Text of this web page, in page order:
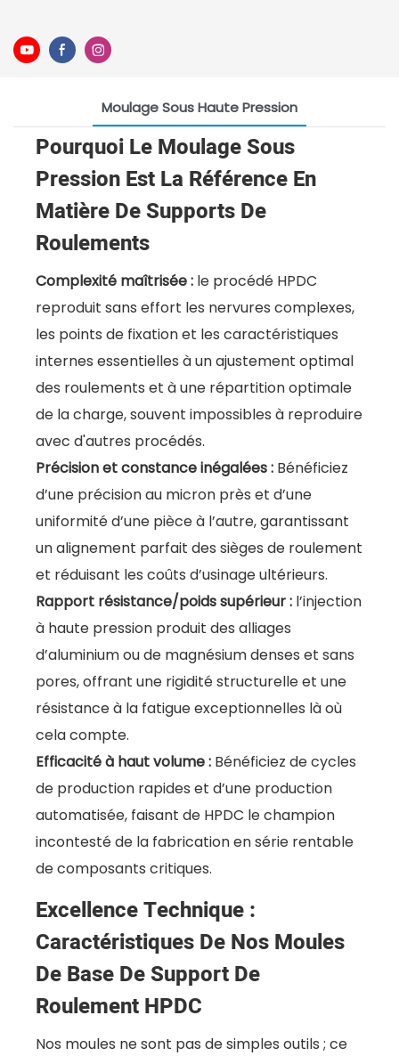
Moulage Sous Haute Pression
Pourquoi Le Moulage Sous
Pression Est La Référence En
Matière De Supports De
Roulements
Complexité maîtrisée : le procédé HPDC
reproduit sans effort les nervures complexes,
les points de fixation et les caractéristiques
internes essentielles à un ajustement optimal
des roulements et à une répartition optimale
de la charge, souvent impossibles à reproduire
avec d'autres procédés.
Précision et constance inégalées : Bénéficiez
d’une précision au micron près et d’une
uniformité d’une pièce à l’autre, garantissant
un alignement parfait des sièges de roulement
et réduisant les coûts d’usinage ultérieurs.
Rapport résistance/poids supérieur : l’injection
à haute pression produit des alliages
d’aluminium ou de magnésium denses et sans
pores, offrant une rigidité structurelle et une
résistance à la fatigue exceptionnelles là où
cela compte.
Efficacité à haut volume : Bénéficiez de cycles
de production rapides et d’une production
automatisée, faisant de HPDC le champion
incontesté de la fabrication en série rentable
de composants critiques.
Excellence Technique :
Caractéristiques De Nos Moules
De Base De Support De
Roulement HPDC
Nos moules ne sont pas de simples outils ; ce